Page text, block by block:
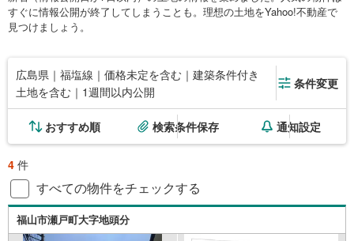
すぐに情報公開が終了してしまうことも。理想の土地をYahoo!不動産で
見つけましょう。
広島県｜福塩線｜価格未定を含む｜建築条件付き
土地を含む｜1週間以内公開
条件変更
おすすめ順 検索条件保存 通知設定
4 件
すべての物件をチェックする
福山市瀬戸町大字地頭分